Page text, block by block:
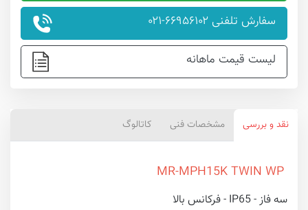
سفارش تلفنی ۶۶۹۵۶۱۰۲-۰۲۱
لیست قیمت ماهانه
نقد و بررسی مشخصات فنی کاتالوگ
سه فاز - IP65 - فرکانس بالا